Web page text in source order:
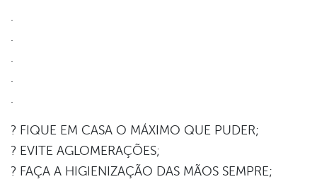
.
.
.
.
.
? FIQUE EM CASA O MÁXIMO QUE PUDER;
? EVITE AGLOMERAÇÕES;
? FAÇA A HIGIENIZAÇÃO DAS MÃOS SEMPRE;